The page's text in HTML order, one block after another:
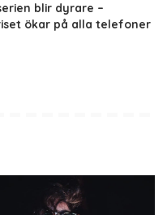
blir dyrare –
ökar på alla telefoner